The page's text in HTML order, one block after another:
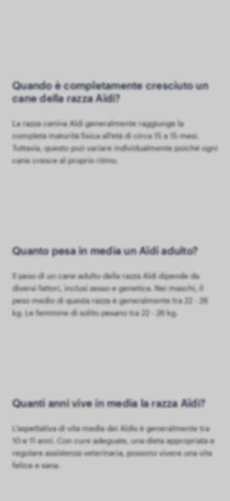
Quando è completamente cresciuto un
cane della razza Aïdi?
La razza canina Aïdi generalmente raggiunge la
completa maturità fisica all'età di circa 15 a 15 mesi.
Tuttavia, questo può variare individualmente poiché ogni
cane cresce al proprio ritmo.
Quanto pesa in media un Aïdi adulto?
Il peso di un cane adulto della razza Aïdi dipende da
diversi fattori, inclusi sesso e genetica. Nei maschi, il
peso medio di questa razza è generalmente tra 22 - 26
kg. Le femmine di solito pesano tra 22 - 26 kg.
Quanti anni vive in media la razza Aïdi?
L'aspettativa di vita media dei Aïdis è generalmente tra
10 e 11 anni. Con cure adeguate, una dieta appropriata e
regolare assistenza veterinaria, possono vivere una vita
felice e sana.